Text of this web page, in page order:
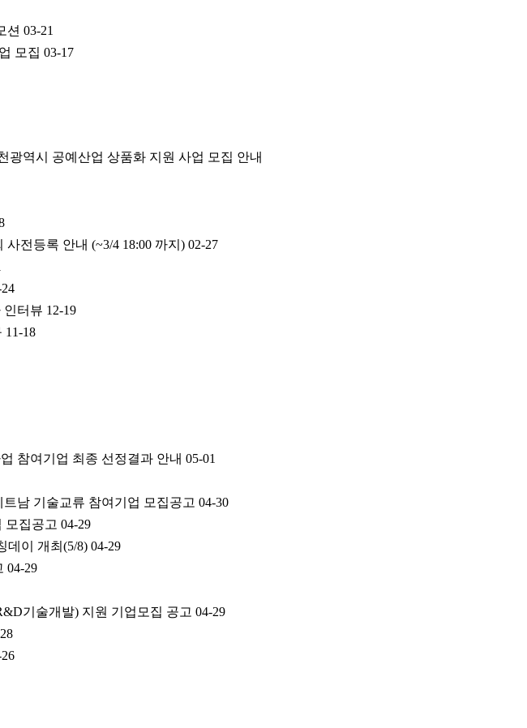
션 03-21
모집 03-17
광역시 공예산업 상품화 지원 사업 모집 안내
전등록 안내 (~3/4 18:00 까지) 02-27
인터뷰 12-19
11-18
참여기업 최종 선정결과 안내 05-01
트남 기술교류 참여기업 모집공고 04-30
모집공고 04-29
데이 개최(5/8) 04-29
04-29
기술개발) 지원 기업모집 공고 04-29